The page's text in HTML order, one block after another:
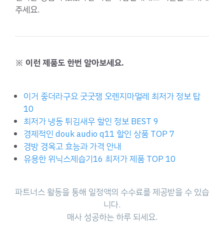
주세요.
※ 이런 제품도 한번 알아보세요.
이거 좋더라구요 굿굿잼 오렌지마멀레 최저가 정보 탑
10
최저가 냉동 튀김새우 할인 정보 BEST 9
경제적인 douk audio q11 할인 상품 TOP 7
경방 경옥고 효능과 가격 안내
유용한 위닉스제습기16 최저가 제품 TOP 10
파트너스 활동을 통해 일정액의 수수료를 제공받을 수 있습
니다.
매사 성공하는 하루 되세요.